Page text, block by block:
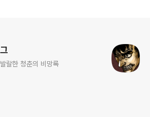
랄한 청춘의 비망록